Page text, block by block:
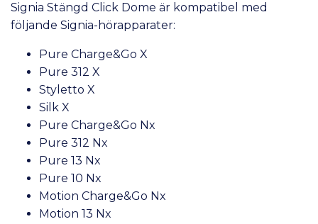
Signia Stängd Click Dome är kompatibel med
följande Signia-hörapparater:
Pure Charge&Go X
Pure 312 X
Styletto X
Silk X
Pure Charge&Go Nx
Pure 312 Nx
Pure 13 Nx
Pure 10 Nx
Motion Charge&Go Nx
Motion 13 Nx